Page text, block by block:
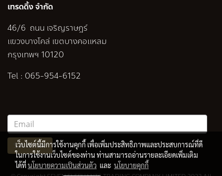
เทรดดิ้ง จำกัด
46/6 ถนน เจริญราษฎร์
แขวงบางโคล่ เขตบางคอแหลม
กรุงเทพฯ 10120
Tel : 065-954-6152
Subscribe
เว็บไซต์นี้มีการใช้งานคุกกี้ เพื่อเพิ่มประสิทธิภาพและประสบการณ์ที่ดี
ในการใช้งานเว็บไซต์ของท่าน ท่านสามารถอ่านรายละเอียดเพิ่มเติม
ได้ที่นโยบายความเป็นส่วนตัว และ นโยบายคุกกี้